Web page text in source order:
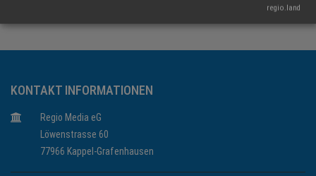
KONTAKT INFORMATIONEN
Regio Media eG
Löwenstrasse 60
77966 Kappel-Grafenhausen
regio.land